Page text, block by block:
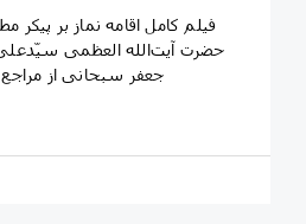
حضرت آیت‌الله العظمی
جعفر سبحانی از مراجع عظام